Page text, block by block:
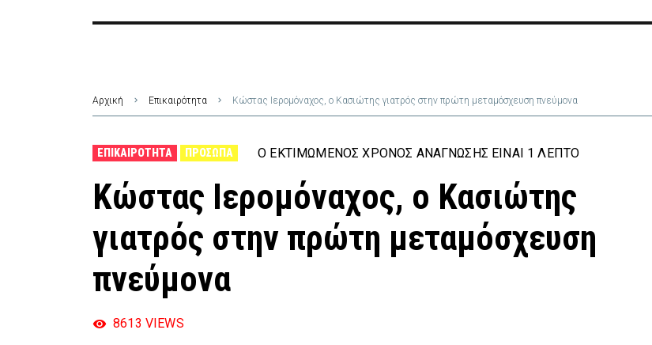
Αρχική Επικαιρότητα Κώστας Ιερομόναχος, ο Κασιώτης γιατρός στην πρώτη μεταμόσχευση πνεύμονα
ΕΠΙΚΑΙΡΌΤΗΤΑ ΠΡΌΣΩΠΑ Ο ΕΚΤΙΜΏΜΕΝΟΣ ΧΡΌΝΟΣ ΑΝΆΓΝΩΣΗΣ ΕΊΝΑΙ 1 ΛΕΠΤΌ
Κώστας Ιερομόναχος, ο Κασιώτης
γιατρός στην πρώτη μεταμόσχευση
πνεύμονα
8613 VIEWS